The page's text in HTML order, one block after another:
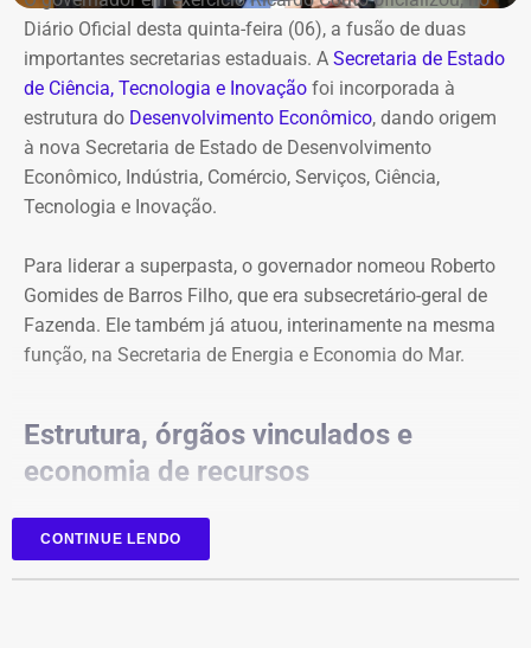
Diário Oficial desta quinta-feira (06), a fusão de duas
importantes secretarias estaduais. A Secretaria de Estado
de Ciência, Tecnologia e Inovação foi incorporada à
estrutura do Desenvolvimento Econômico, dando origem
à nova Secretaria de Estado de Desenvolvimento
Econômico, Indústria, Comércio, Serviços, Ciência,
Tecnologia e Inovação.
Para liderar a superpasta, o governador nomeou Roberto
Gomides de Barros Filho, que era subsecretário-geral de
Fazenda. Ele também já atuou, interinamente na mesma
função, na Secretaria de Energia e Economia do Mar.
Estrutura, órgãos vinculados e
economia de recursos
A reorganização foi realizada sem aumento de despesas.
Na nova estrutura interna, foi criada a subsecretaria de
Ciência, Tecnologia e Inovação, que substitui e altera a
CONTINUE LENDO